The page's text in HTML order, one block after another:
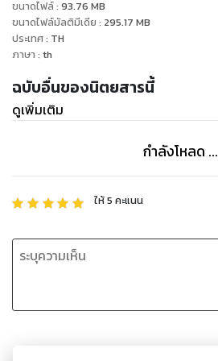
ขนาดไฟล์: 93.76 MB
ขนาดไฟล์มัลติมีเดีย : 295.17 MB
ประเทศ: TH
ภาษา : th
ฉบับอื่นของนิตยสารนี้
ดูเพิ่มเติม
กำลังโหลด ...
ให้5 คะแนน